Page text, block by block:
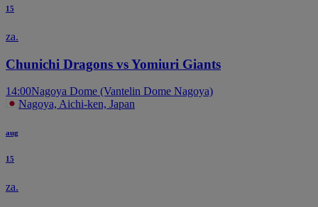
15
za.
Chunichi Dragons vs Yomiuri Giants
14:00Nagoya Dome (Vantelin Dome Nagoya)
Nagoya, Aichi-ken, Japan
aug
15
za.